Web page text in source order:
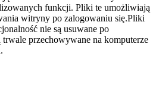
funkcji. Pliki te umożliwiają
witryny po zalogowaniu się.Pliki
nie są usuwane po
przechowywane na komputerze